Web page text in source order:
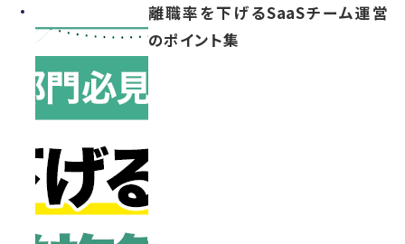
離職率を下げるSaaSチーム運営
のポイント集